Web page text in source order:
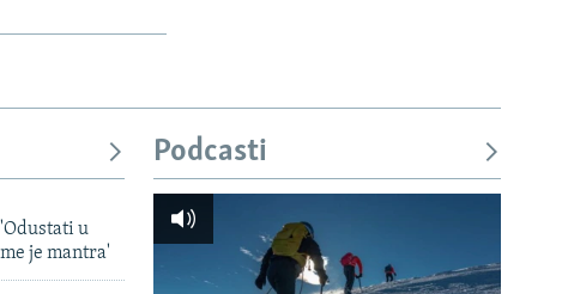
u
je mantra'
Podcasti